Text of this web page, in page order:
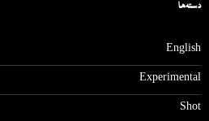
دسته‌ها
English
Experimental
Shot